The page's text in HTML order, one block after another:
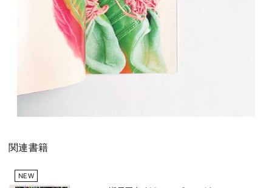
関連書籍
NEW